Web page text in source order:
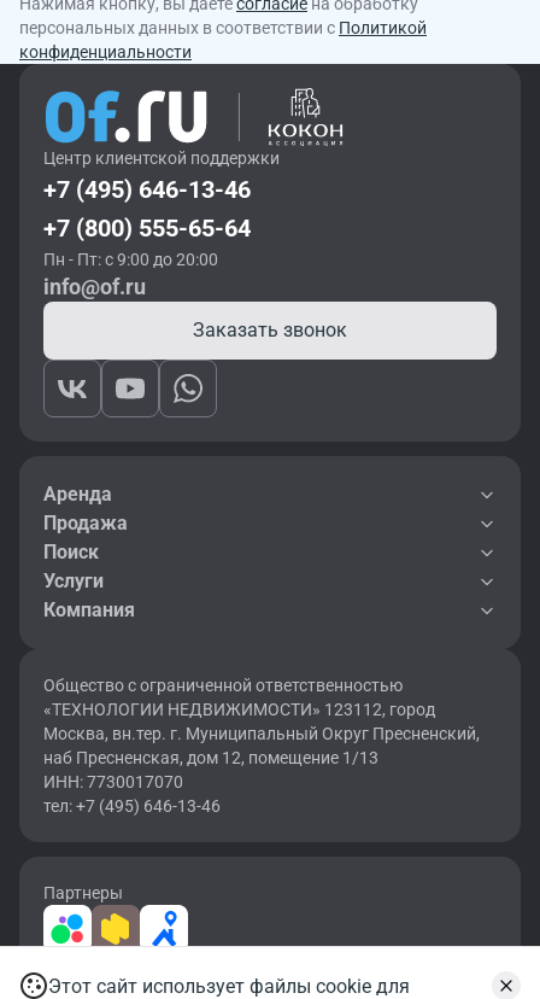
персональных данных в соответствии с Политикой
конфиденциальности
Центр клиентской поддержки
+7 (495) 646-13-46
+7 (800) 555-65-64
Пн - Пт: с 9:00 до 20:00
info@of.ru
Заказать звонок
Аренда
Продажа
Поиск
Услуги
Компания
Общество с ограниченной ответственностью
«ТЕХНОЛОГИИ НЕДВИЖИМОСТИ» 123112, город
Москва, вн.тер. г. Муниципальный Округ Пресненский,
наб Пресненская, дом 12, помещение 1/13
ИНН: 7730017070
тел: +7 (495) 646-13-46
Партнеры
2026 © OF.RU | Все права защищены.
Этот сайт использует файлы cookie для